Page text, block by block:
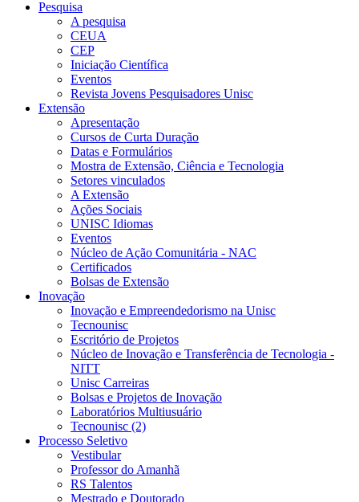
Pesquisa
A pesquisa
CEUA
CEP
Iniciação Científica
Eventos
Revista Jovens Pesquisadores Unisc
Extensão
Apresentação
Cursos de Curta Duração
Datas e Formulários
Mostra de Extensão, Ciência e Tecnologia
Setores vinculados
A Extensão
Ações Sociais
UNISC Idiomas
Eventos
Núcleo de Ação Comunitária - NAC
Certificados
Bolsas de Extensão
Inovação
Inovação e Empreendedorismo na Unisc
Tecnounisc
Escritório de Projetos
Núcleo de Inovação e Transferência de Tecnologia -
NITT
Unisc Carreiras
Bolsas e Projetos de Inovação
Laboratórios Multiusuário
Tecnounisc (2)
Processo Seletivo
Vestibular
Professor do Amanhã
RS Talentos
Mestrado e Doutorado